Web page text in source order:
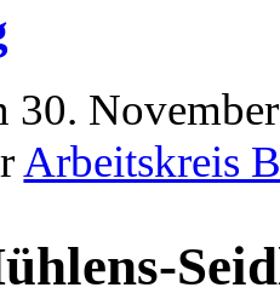
30.
Arbeitskreis